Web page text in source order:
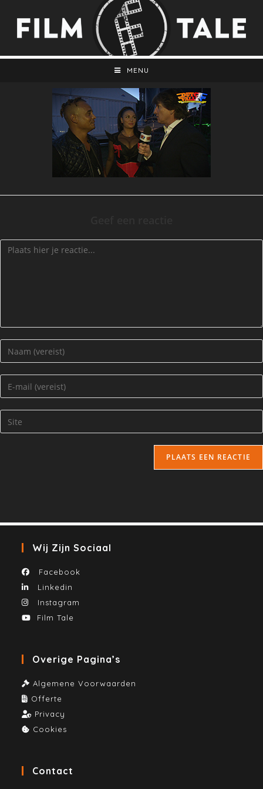
MENU
Wij Zijn Sociaal
Facebook
Linkedin
Instagram
Film Tale
Overige Pagina’s
Algemene Voorwaarden
Offerte
Privacy
Cookies
Contact